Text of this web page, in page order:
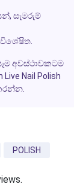
සැමරුම්
අවස්ථාවකටම
Live Nail Polish
POLISH